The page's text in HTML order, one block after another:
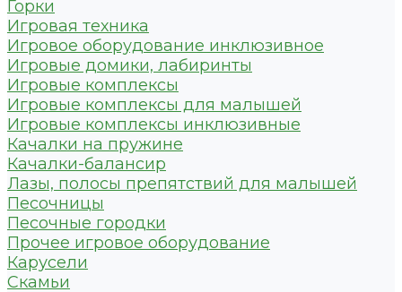
Горки
Игровая техника
Игровое оборудование инклюзивное
Игровые домики, лабиринты
Игровые комплексы
Игровые комплексы для малышей
Игровые комплексы инклюзивные
Качалки на пружине
Качалки-балансир
Лазы, полосы препятствий для малышей
Песочницы
Песочные городки
Прочее игровое оборудование
Карусели
Скамьи